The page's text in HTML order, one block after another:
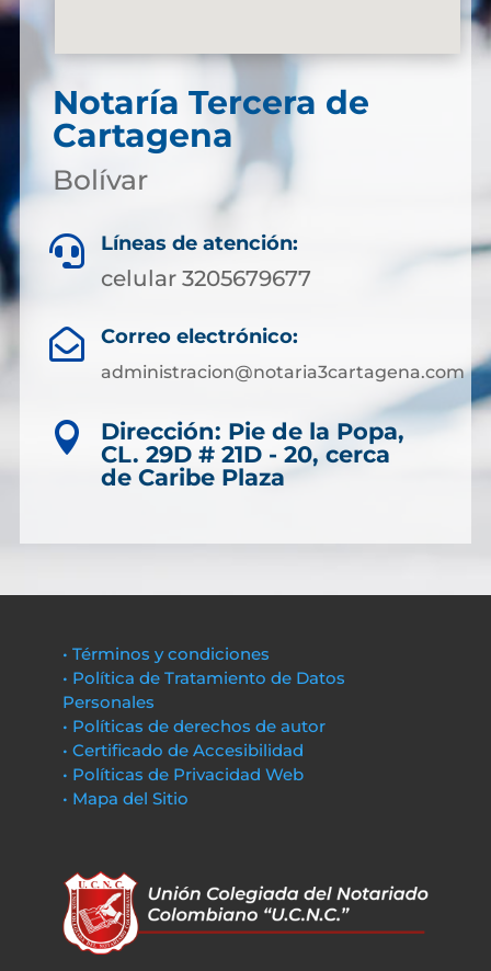
Notaría Tercera de
Cartagena
Bolívar
 Líneas de atención:
celular 3205679677
 Correo electrónico:
administracion@notaria3cartagena.com

Dirección: Pie de la Popa,
CL. 29D # 21D - 20, cerca
de Caribe Plaza
• Términos y condiciones
• Política de Tratamiento de Datos
Personales
• Políticas de derechos de autor
• Certificado de Accesibilidad
• Políticas de Privacidad Web
• Mapa del Sitio